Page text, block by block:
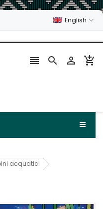
English
   
acquatici